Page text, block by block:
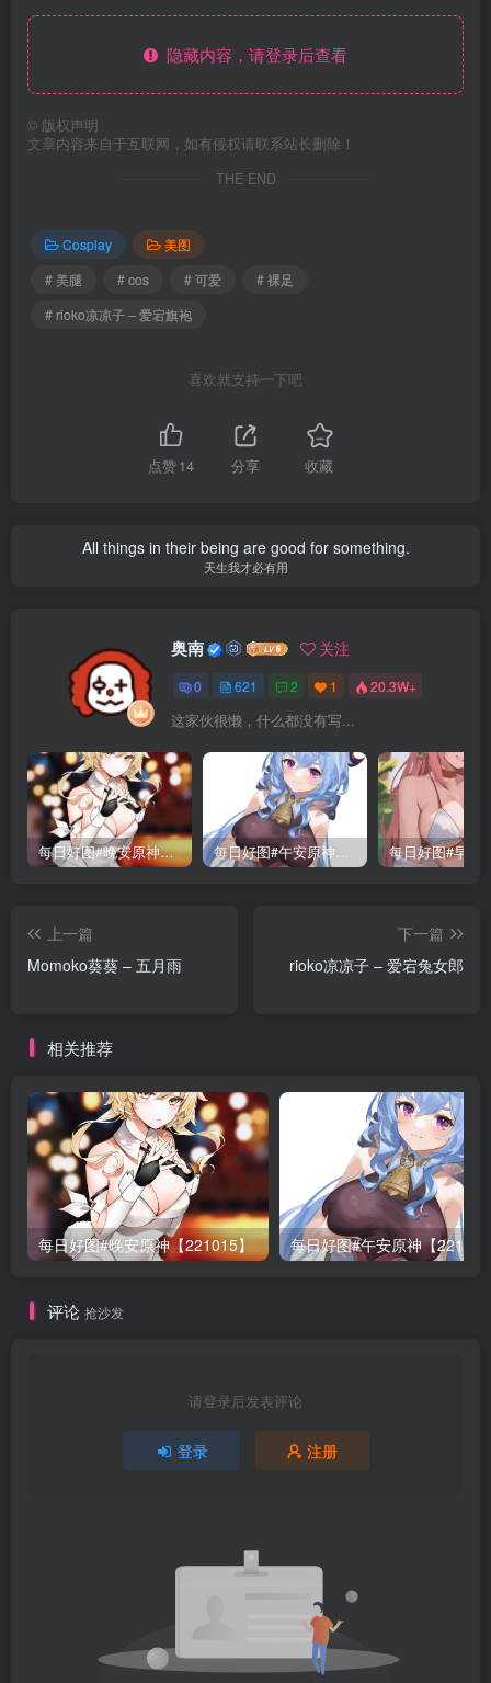
隐藏内容，请登录后查看
© 版权声明
文章内容来自于互联网，如有侵权请联系站长删除！
THE END
Cosplay
美图
# 美腿
# cos # 可爱
# 裸足
# rioko凉凉子 – 爱宕旗袍
喜欢就支持一下吧
点赞14 分享 收藏
All things in their being are good for something.
天生我才必有用
奥南 关注
0 621 2 1 20.3W+
这家伙很懒，什么都没有写...
每日好图#晚安原神【221015】 每日好图#午安原神【221014】
上一篇
Momoko葵葵 – 五月雨
下一篇
rioko凉凉子 – 爱宕兔女郎
相关推荐
每日好图#晚安原神【221015】 每日好图#午安原神【
评论 抢沙发
请登录后发表评论
登录 注册